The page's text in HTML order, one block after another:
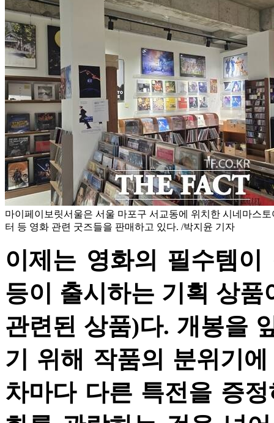
마이페이보릿서울은 서울 마포구 서교동에 위치한 시네마스토
터 등 영화 관련 굿즈들을 판매하고 있다. /박지윤 기자
이제는 영화의 필수템
등이 출시하는 기획 상
관련된 상품)다. 개봉을
기 위해 작품의 분위기
차마다 다른 특전을 증